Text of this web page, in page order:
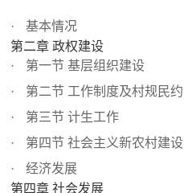
基本情况
第二章 政权建设
第一节 基层组织建设
第二节 工作制度及村规民约
第三节 计生工作
第四节 社会主义新农村建设
经济发展
第四章 社会发展